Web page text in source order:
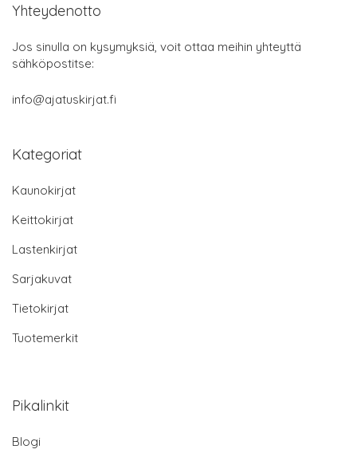
Yhteydenotto
Jos sinulla on kysymyksiä, voit ottaa meihin yhteyttä
sähköpostitse:
info@ajatuskirjat.fi
Kategoriat
Kaunokirjat
Keittokirjat
Lastenkirjat
Sarjakuvat
Tietokirjat
Tuotemerkit
Pikalinkit
Blogi